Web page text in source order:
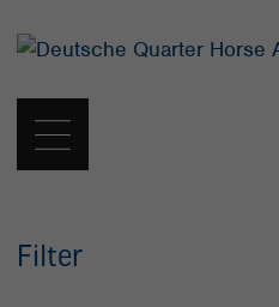
Filter